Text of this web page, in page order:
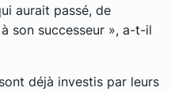
aurait passé, de
son successeur », a-t-il
déjà investis par leurs